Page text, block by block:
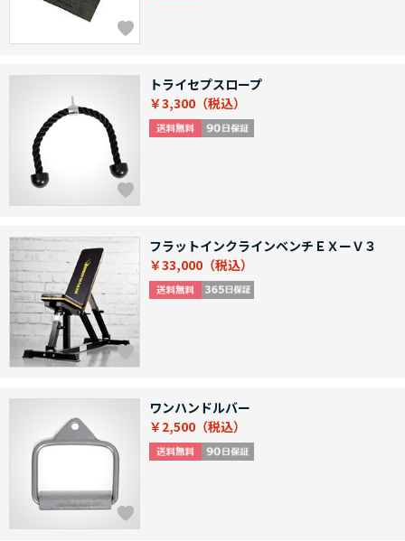
トライセプスロープ
￥3,300
フラットインクラインベンチＥＸーＶ３
￥33,000
ワンハンドルバー
￥2,500